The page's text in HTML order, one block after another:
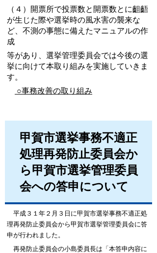
（４）開票所で投票数と開票数とに齟齬
が生じた際や選挙時の風水害の襲来な
ど、不測の事態に備えたマニュアルの作
成
等があり、選挙管理委員会では今後の選
挙に向けて本取り組みを実施していきま
す。
○事務改善の取り組み
甲賀市選挙事務不適正
処理再発防止委員会か
ら甲賀市選挙管理委員
会への答申について
平成３１年２月３日に甲賀市選挙事務不適正処
理再発防止委員会から甲賀市選挙管理委員会に答
申が行われました。
再発防止委員会の小島委員長は「本答申内容に